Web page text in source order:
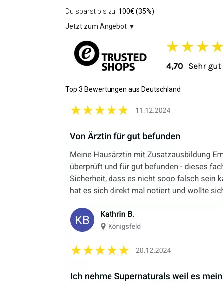
Du sparst bis zu: 100€ (35%)
Jetzt zum Angebot ▼
Top 3 Bewertungen aus Deutschland